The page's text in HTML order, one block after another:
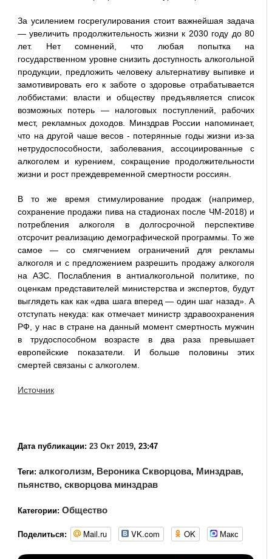
За усилением госрегулирования стоит важнейшая задача
— увеличить продолжительность жизни к 2030 году до 80
лет. Нет сомнений, что любая попытка на
государственном уровне снизить доступность алкогольной
продукции, предложить человеку альтернативу выпивке и
замотивировать его к заботе о здоровье отрабатывается
лоббистами: власти и обществу предъявляется список
возможных потерь — налоговых поступлений, рабочих
мест, рекламных доходов. Минздрав России напоминает,
что на другой чаше весов - потерянные годы жизни из-за
нетрудоспособности, заболевания, ассоциированные с
алкоголем и курением, сокращение продолжительности
жизни и рост преждевременной смертности россиян.
В то же время стимулирование продаж (например,
сохранение продажи пива на стадионах после ЧМ-2018) и
потребления алкоголя в долгосрочной перспективе
отсрочит реализацию демографической программы. То же
самое — со смягчением ограничений для рекламы
алкоголя и с предложением разрешить продажу алкоголя
на АЗС. Послабления в антиалкогольной политике, по
оценкам представителей министерства и экспертов, будут
выглядеть как как «два шага вперед — один шаг назад». А
отступать некуда: как отмечает министр здравоохранения
РФ, у нас в стране на данный момент смертность мужчин
в трудоспособном возрасте в два раза превышает
европейские показатели. И больше половины этих
смертей связаны с алкоголем.
Источник
Дата публикации: 23 Окт 2019, 23:47
Теги: алкоголизм, Вероника Скворцова, Минздрав,
пьянство, скворцова минздрав
Категории: Общество
Поделиться: Mail.ru VK.com OK Макс